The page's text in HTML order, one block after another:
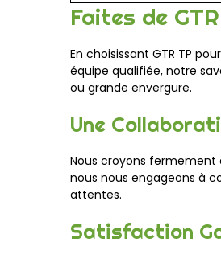
Faites de
En choisissant GTR TP
équipe qualifiée, notre
ou grande envergure.
Une
Nous croyons fermement
nous nous engageons à
attentes.
Satisfaction